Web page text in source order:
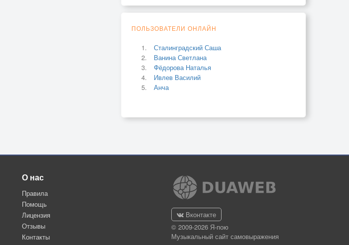
ПОЛЬЗОВАТЕЛИ ОНЛАЙН
Сталинградский Саша
Ванина Светлана
Фёдорова Наталья
Ивлев Василий
Анча
О нас
Правила
Помощь
Лицензия
Отзывы
Контакты
Вконтакте
© 2009-2026 Я-пою
Музыкальный сайт самовыражения